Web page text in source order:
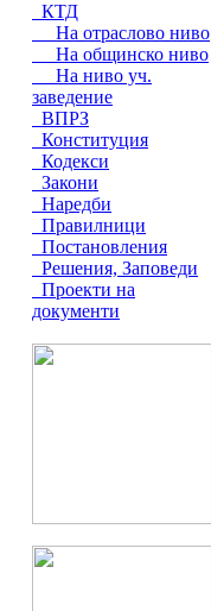
КТД
На отраслово ниво
На общинско ниво
На ниво уч.
заведение
ВПРЗ
Конституция
Кодекси
Закони
Наредби
Правилници
Постановления
Решения, Заповеди
Проекти на
документи